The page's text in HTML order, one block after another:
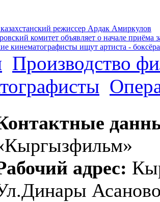
режиссер Ардак Амиркулов
комитет объявляет о начале приёма
кинематографисты ищут артиста -
Производство
адрес: